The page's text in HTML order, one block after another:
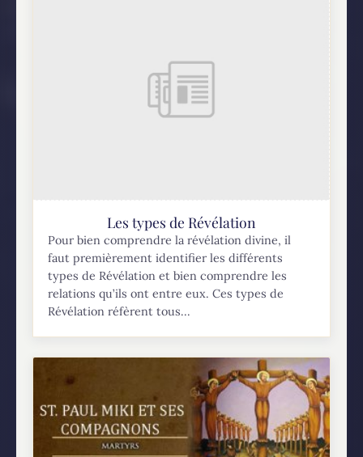
Les types de Révélation
Pour bien comprendre la révélation divine, il
faut premièrement identifier les différents
types de Révélation et bien comprendre les
relations qu’ils ont entre eux. Ces types de
Révélation réfèrent tous...